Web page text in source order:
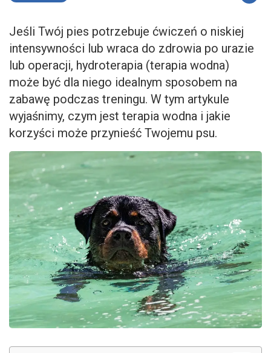
Jeśli Twój pies potrzebuje ćwiczeń o niskiej
intensywności lub wraca do zdrowia po urazie
lub operacji, hydroterapia (terapia wodna)
może być dla niego idealnym sposobem na
zabawę podczas treningu. W tym artykule
wyjaśnimy, czym jest terapia wodna i jakie
korzyści może przynieść Twojemu psu.